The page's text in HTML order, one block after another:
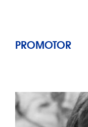
PROMOTOR